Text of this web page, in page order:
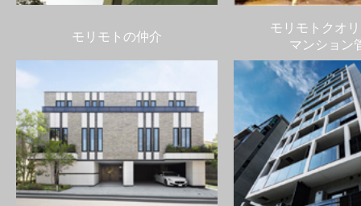
モリモトの仲介
モリモトクオ
マンション